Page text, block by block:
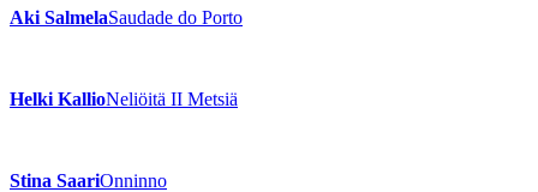
Aki SalmelaSaudade do Porto
Helki KallioNeliöitä II Metsiä
Stina SaariOnninno